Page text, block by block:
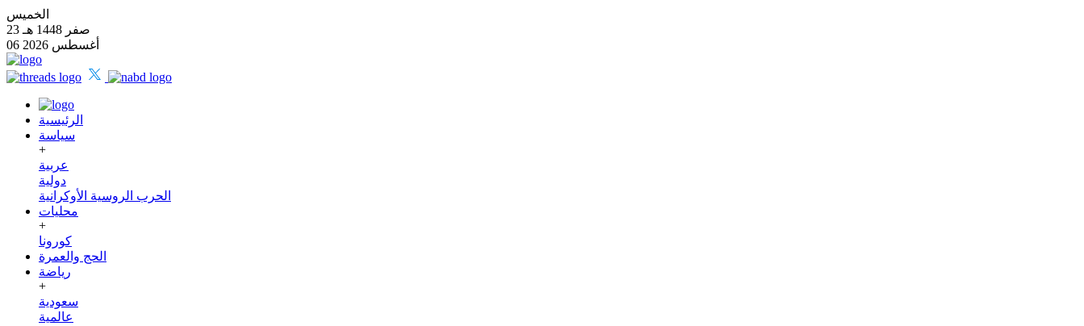
الخميس
23 صفر 1448 هـ
06 أغسطس 2026
الرئيسية
سياسة
+
عربية
دولية
الحرب الروسية الأوكرانية
محليات
+
كورونا
الحج والعمرة
رياضة
+
سعودية
عالمية